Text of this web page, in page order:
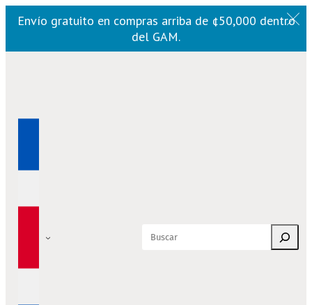
Envío gratuito en compras arriba de ¢50,000 dentro
del GAM.
Buscar